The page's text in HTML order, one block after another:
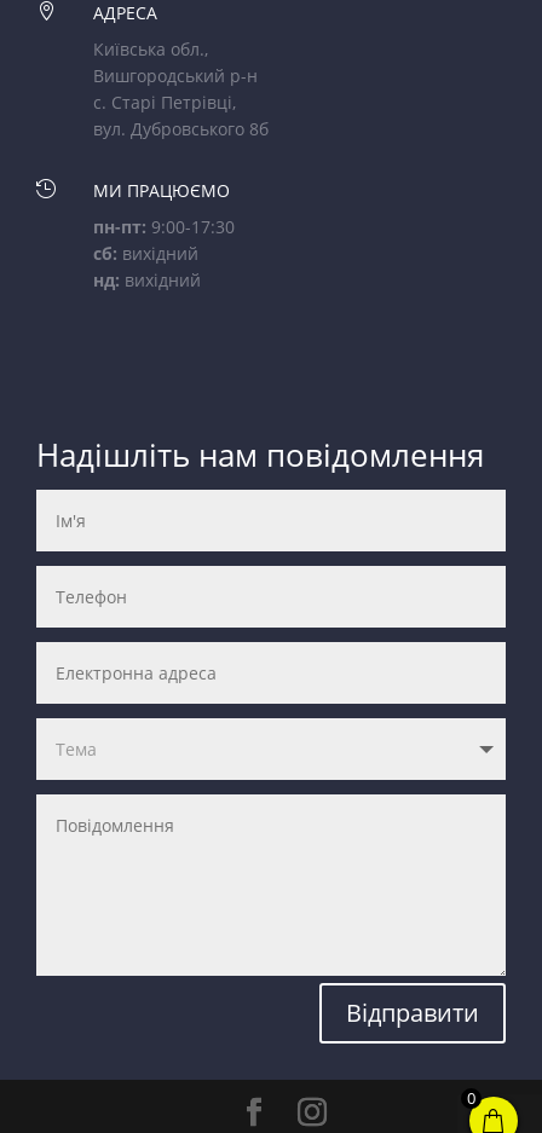

АДРЕСА
Київська обл.,
Вишгородський р-н
с. Старі Петрівці,
вул. Дубровського 8б

МИ ПРАЦЮЄМО
пн-пт: 9:00-17:30
сб: вихідний
нд: вихідний
Надішліть нам повідомлення
Відправити
0